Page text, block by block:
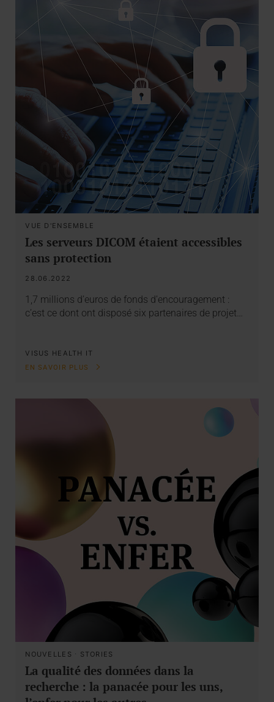
VUE D'ENSEMBLE
Les serveurs DICOM étaient accessibles
sans protection
28.06.2022
1,7 millions d’euros de fonds d’encouragement :
c’est ce dont ont disposé six partenaires de projet…
VISUS HEALTH IT
EN SAVOIR PLUS
NOUVELLES · STORIES
La qualité des données dans la
recherche : la panacée pour les uns,